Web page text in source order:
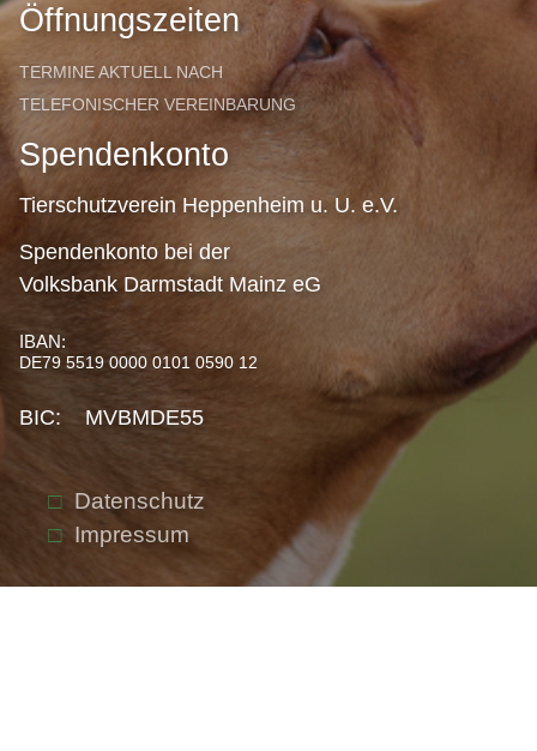
Öffnungszeiten
TERMINE AKTUELL NACH
TELEFONISCHER VEREINBARUNG
Spendenkonto
Tierschutzverein Heppenheim u. U. e.V.
Spendenkonto bei der
Volksbank Darmstadt Mainz eG
IBAN:
DE79 5519 0000 0101 0590 12
BIC: MVBMDE55
Datenschutz
Impressum